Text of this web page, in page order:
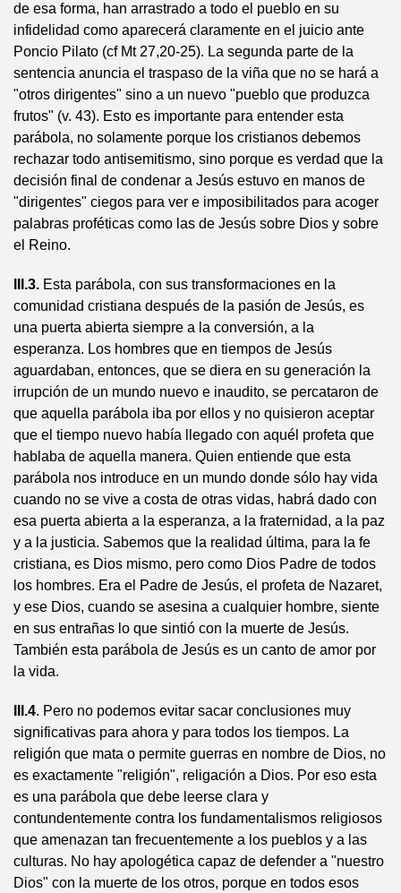
de esa forma, han arrastrado a todo el pueblo en su
infidelidad como aparecerá claramente en el juicio ante
Poncio Pilato (cf Mt 27,20-25). La segunda parte de la
sentencia anuncia el traspaso de la viña que no se hará a
"otros dirigentes" sino a un nuevo "pueblo que produzca
frutos" (v. 43). Esto es importante para entender esta
parábola, no solamente porque los cristianos debemos
rechazar todo antisemitismo, sino porque es verdad que la
decisión final de condenar a Jesús estuvo en manos de
"dirigentes" ciegos para ver e imposibilitados para acoger
palabras proféticas como las de Jesús sobre Dios y sobre
el Reino.
III.3. Esta parábola, con sus transformaciones en la
comunidad cristiana después de la pasión de Jesús, es
una puerta abierta siempre a la conversión, a la
esperanza. Los hombres que en tiempos de Jesús
aguardaban, entonces, que se diera en su generación la
irrupción de un mundo nuevo e inaudito, se percataron de
que aquella parábola iba por ellos y no quisieron aceptar
que el tiempo nuevo había llegado con aquél profeta que
hablaba de aquella manera. Quien entiende que esta
parábola nos introduce en un mundo donde sólo hay vida
cuando no se vive a costa de otras vidas, habrá dado con
esa puerta abierta a la esperanza, a la fraternidad, a la paz
y a la justicia. Sabemos que la realidad última, para la fe
cristiana, es Dios mismo, pero como Dios Padre de todos
los hombres. Era el Padre de Jesús, el profeta de Nazaret,
y ese Dios, cuando se asesina a cualquier hombre, siente
en sus entrañas lo que sintió con la muerte de Jesús.
También esta parábola de Jesús es un canto de amor por
la vida.
III.4. Pero no podemos evitar sacar conclusiones muy
significativas para ahora y para todos los tiempos. La
religión que mata o permite guerras en nombre de Dios, no
es exactamente "religión", religación a Dios. Por eso esta
es una parábola que debe leerse clara y
contundentemente contra los fundamentalismos religiosos
que amenazan tan frecuentemente a los pueblos y a las
culturas. No hay apologética capaz de defender a "nuestro
Dios" con la muerte de los otros, porque en todos esos